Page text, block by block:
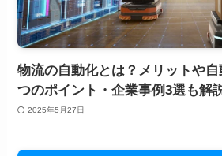
物流の自動化とは？メリットや
つのポイント・企業事例3選も解
2025年5月27日